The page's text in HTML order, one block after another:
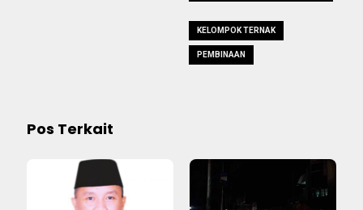
KELOMPOK TERNAK
PEMBINAAN
Pos Terkait